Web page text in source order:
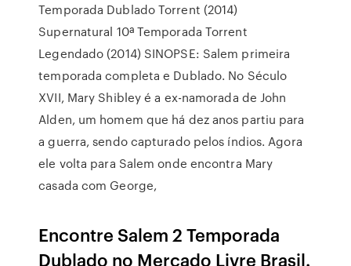
Temporada Dublado Torrent (2014)
Supernatural 10ª Temporada Torrent
Legendado (2014) SINOPSE: Salem primeira
temporada completa e Dublado. No Século
XVII, Mary Shibley é a ex-namorada de John
Alden, um homem que há dez anos partiu para
a guerra, sendo capturado pelos índios. Agora
ele volta para Salem onde encontra Mary
casada com George,
Encontre Salem 2 Temporada
Dublado no Mercado Livre Brasil.